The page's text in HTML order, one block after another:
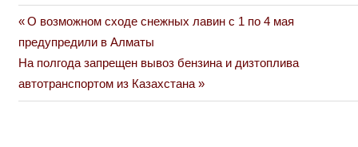
Навигация
по
записям
Previous
Post:
О возможном сходе снежных лавин с 1 по 4 мая
предупредили в Алматы
Next
Post:
На полгода запрещен вывоз бензина и дизтоплива
автотранспортом из Казахстана